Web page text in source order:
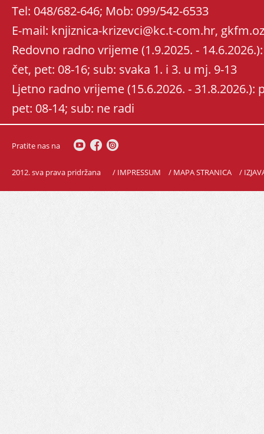
Tel: 048/682-646; Mob: 099/542-6533
E-mail: knjiznica-krizevci@kc.t-com.hr,
Redovno radno vrijeme (1.9.2025. -
čet, pet: 08-16; sub: svaka 1. i 3. u mj. 9-13
Ljetno radno vrijeme (15.6.2026. - 31.8.2026.):
pet: 08-14; sub: ne radi
Pratite nas na
2012. sva prava pridržana / IMPRESSUM / MAPA STRANICA /